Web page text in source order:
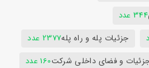
344 عدد
جزئیات پله و راه پله2377 عدد
و فضای داخلی شرکت160 عدد